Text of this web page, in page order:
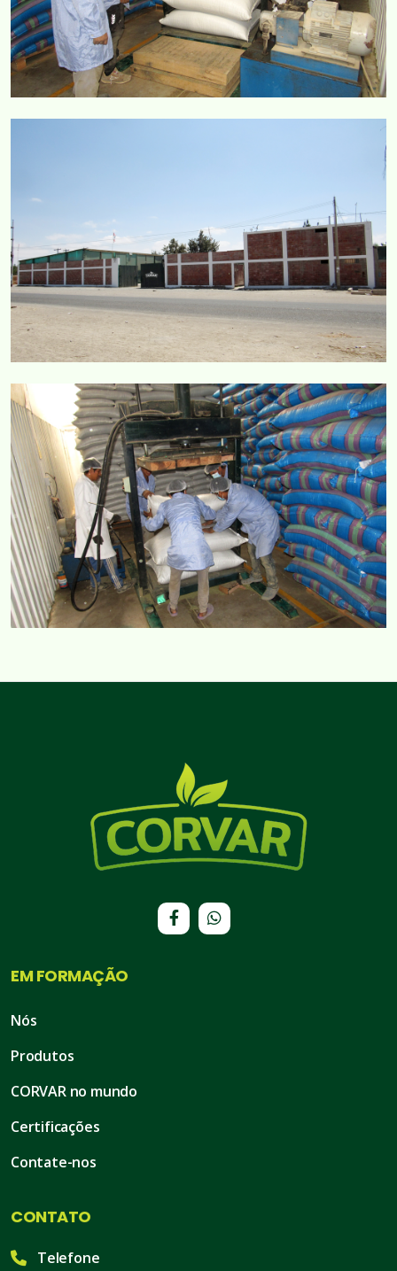
COMERCIAL CORVAR
EM FORMAÇÃO
Nós
Produtos
CORVAR no mundo
Certificações
Contate-nos
CONTATO
Telefone